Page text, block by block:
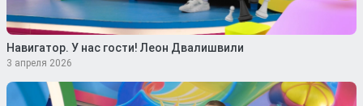
Навигатор. У нас гости! Леон Двалишвили
3 апреля 2026